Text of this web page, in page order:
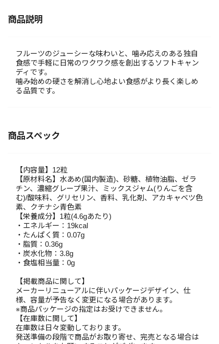
商品説明
フルーツのジューシーな味わいと、噛み応えのある独自
食感で手軽に日常のワクワク感を創出するソフトキャン
ディです。
噛み始めの硬さを解消し心地よい食感がより長く楽しめ
る品質です。
商品スペック
【内容量】12粒
【原材料名】水あめ(国内製造)、砂糖、植物油脂、ゼラ
チン、濃縮グレープ果汁、ミックスジャム(りんごを含
む)/酸味料、グリセリン、香料、乳化剤、アカキャベツ色
素、クチナシ青色素
【栄養成分】1粒(4.6gあたり)
・エネルギー：19kcal
・たんぱく質：0.07g
・脂質：0.36g
・炭水化物：3.8g
・食塩相当量：0g
【掲載商品に関して】
メーカーリニューアルに伴いパッケージデザイン、仕
様、容量が予告なく変更になる場合があります。
※商品パッケージの指定はお受けできません。
【在庫数に関して】
在庫数は日々変動しております。
発送準備の段階で商品がお取り寄せ、完売となる場合は